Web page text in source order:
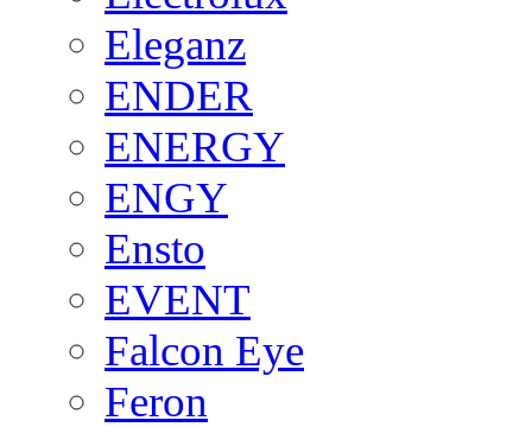
Eleganz
ENDER
ENERGY
ENGY
Ensto
EVENT
Falcon Eye
Feron